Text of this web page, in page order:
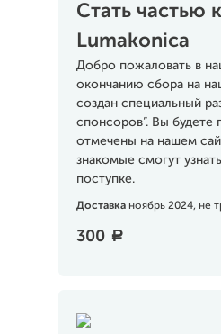
Стать частью
Lumakonica
Добро пожаловать в
окончанию сбора на
создан специальный
спонсоров”. Вы будете
отмечены на нашем
знакомые смогут
поступке.
Доставка ноябрь 2024, не
300 a